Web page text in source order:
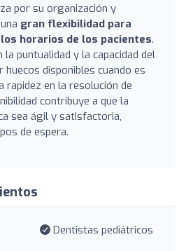
por su organización y
gran flexibilidad para
horarios de los pacientes.
puntualidad y la capacidad del
huecos disponibles cuando es
rapidez en la resolución de
contribuye a que la
sea ágil y satisfactoria,
de espera.
Dentistas pediátricos